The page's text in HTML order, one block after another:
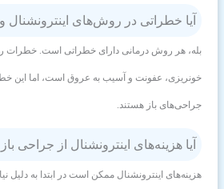
آیا خطراتی در روش‌های اینترونشنال
بله، هر روش درمانی دارای خطراتی است. خطرات
خونریزی، عفونت و آسیب به عروق است، اما این
جراحی‌های باز هستند.
آیا هزینه‌های اینترونشنال از جراحی
هزینه‌های اینترونشنال ممکن است در ابتدا به دلیل